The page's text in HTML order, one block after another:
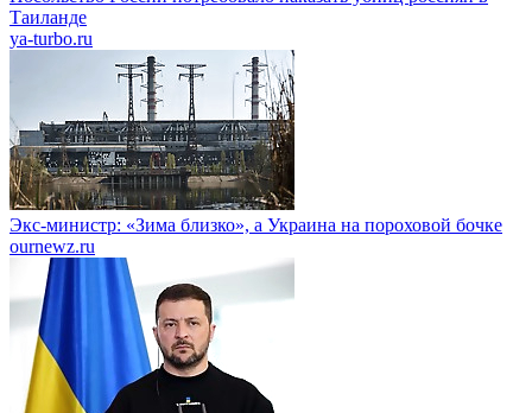
Таиланде
ya-turbo.ru
Экс-министр: «Зима близко», а Украина на пороховой бочке
ournewz.ru